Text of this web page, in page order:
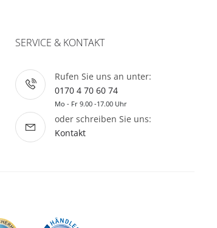
SERVICE & KONTAKT
Rufen Sie uns an unter:
0170 4 70 60 74
Mo - Fr 9.00 -17.00 Uhr
oder schreiben Sie uns:
Kontakt